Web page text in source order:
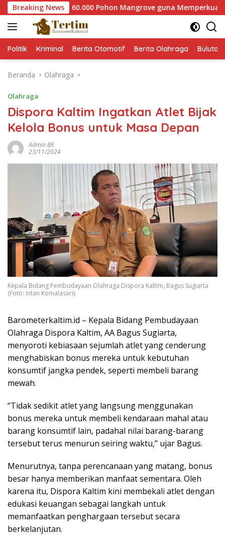
Langsung
ke
konten
Breaking News
Tanam 60.000 Pohon Mangrove guna Memperkuat
Politik Kriminal Berita Otomotif Berita Olahraga
Beranda Olahraga
Olahraga
Dispora Kaltim Ingatkan Atlet Bijak
Kelola Bonus untuk Masa Depan
Admin BK
23/11/2024
Kepala Bidang Pembudayaan Olahraga Dispora Kaltim, Bagus Sugiarta
(Foto: Intan Komalasari).
Barometerkaltim.id – Kepala Bidang Pembudayaan
Olahraga Dispora Kaltim, AA Bagus Sugiarta,
menyoroti kebiasaan sejumlah atlet yang cenderung
menghabiskan bonus mereka untuk kebutuhan
konsumtif jangka pendek, seperti membeli barang
mewah.
“Tidak sedikit atlet yang langsung menggunakan
bonus mereka untuk membeli kendaraan mahal atau
barang konsumtif lain, padahal nilai barang-barang
tersebut terus menurun seiring waktu,” ujar Bagus.
Menurutnya, tanpa perencanaan yang matang, bonus
besar hanya memberikan manfaat sementara. Oleh
karena itu, Dispora Kaltim kini membekali atlet dengan
edukasi keuangan sebagai langkah untuk
memanfaatkan penghargaan tersebut secara
berkelanjutan.